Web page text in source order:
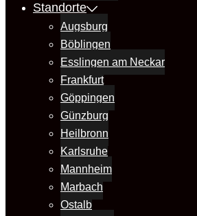
Standorte
Augsburg
Böblingen
Esslingen am Neckar
Frankfurt
Göppingen
Günzburg
Heilbronn
Karlsruhe
Mannheim
Marbach
Ostalb